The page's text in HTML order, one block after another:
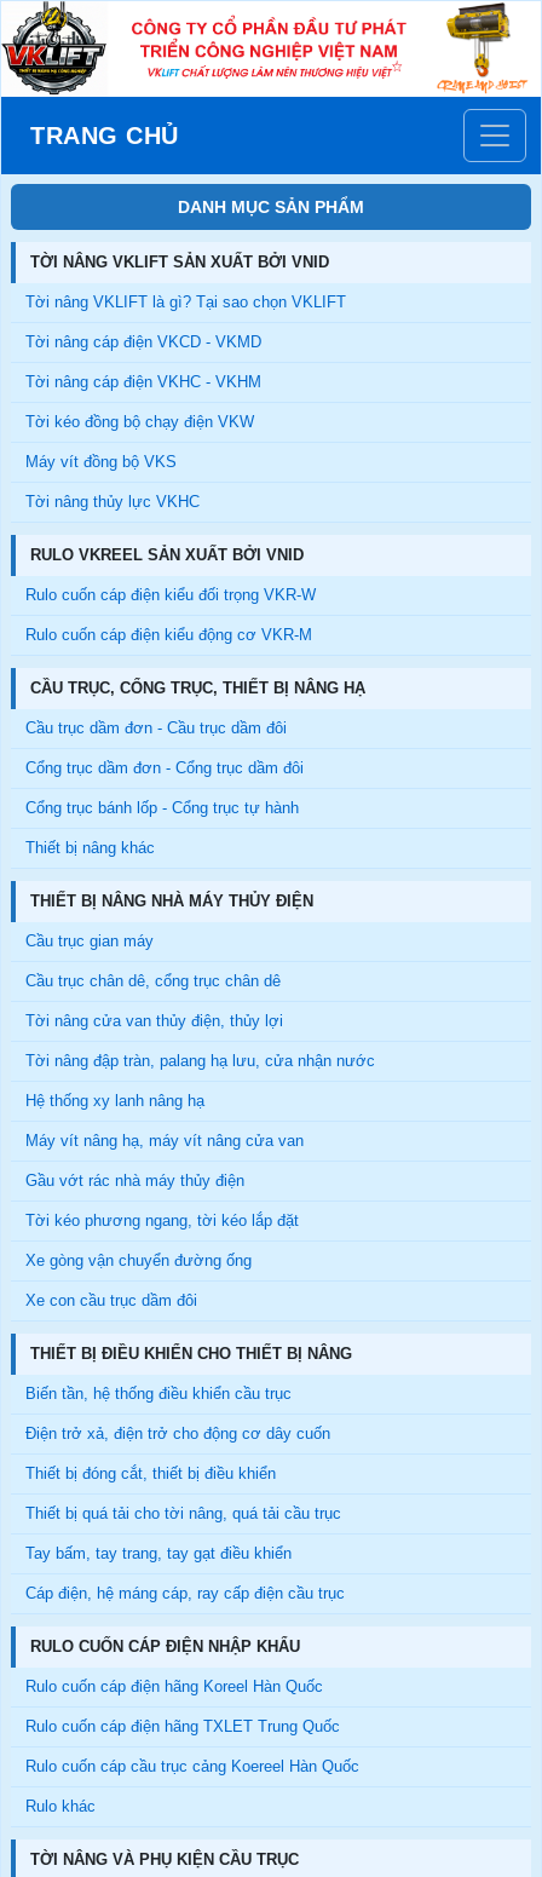
TRANG CHỦ
DANH MỤC SẢN PHẨM
TỜI NÂNG VKLIFT SẢN XUẤT BỞI VNID
Tời nâng VKLIFT là gì? Tại sao chọn VKLIFT
Tời nâng cáp điện VKCD - VKMD
Tời nâng cáp điện VKHC - VKHM
Tời kéo đồng bộ chạy điện VKW
Máy vít đồng bộ VKS
Tời nâng thủy lực VKHC
RULO VKREEL SẢN XUẤT BỞI VNID
Rulo cuốn cáp điện kiểu đối trọng VKR-W
Rulo cuốn cáp điện kiểu động cơ VKR-M
CẦU TRỤC, CỔNG TRỤC, THIẾT BỊ NÂNG HẠ
Cầu trục dầm đơn - Cầu trục dầm đôi
Cổng trục dầm đơn - Cổng trục dầm đôi
Cổng trục bánh lốp - Cổng trục tự hành
Thiết bị nâng khác
THIẾT BỊ NÂNG NHÀ MÁY THỦY ĐIỆN
Cầu trục gian máy
Cầu trục chân dê, cổng trục chân dê
Tời nâng cửa van thủy điện, thủy lợi
Tời nâng đập tràn, palang hạ lưu, cửa nhận nước
Hệ thống xy lanh nâng hạ
Máy vít nâng hạ, máy vít nâng cửa van
Gầu vớt rác nhà máy thủy điện
Tời kéo phương ngang, tời kéo lắp đặt
Xe gòng vận chuyển đường ống
Xe con cầu trục dầm đôi
THIẾT BỊ ĐIỀU KHIỂN CHO THIẾT BỊ NÂNG
Biến tần, hệ thống điều khiển cầu trục
Điện trở xả, điện trở cho động cơ dây cuốn
Thiết bị đóng cắt, thiết bị điều khiển
Thiết bị quá tải cho tời nâng, quá tải cầu trục
Tay bấm, tay trang, tay gạt điều khiển
Cáp điện, hệ máng cáp, ray cấp điện cầu trục
RULO CUỐN CÁP ĐIỆN NHẬP KHẨU
Rulo cuốn cáp điện hãng Koreel Hàn Quốc
Rulo cuốn cáp điện hãng TXLET Trung Quốc
Rulo cuốn cáp cầu trục cảng Koereel Hàn Quốc
Rulo khác
TỜI NÂNG VÀ PHỤ KIỆN CẦU TRỤC